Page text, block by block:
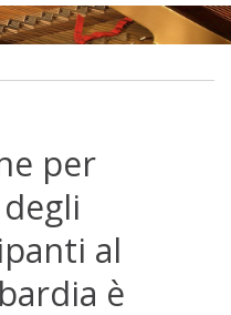
per
al
è